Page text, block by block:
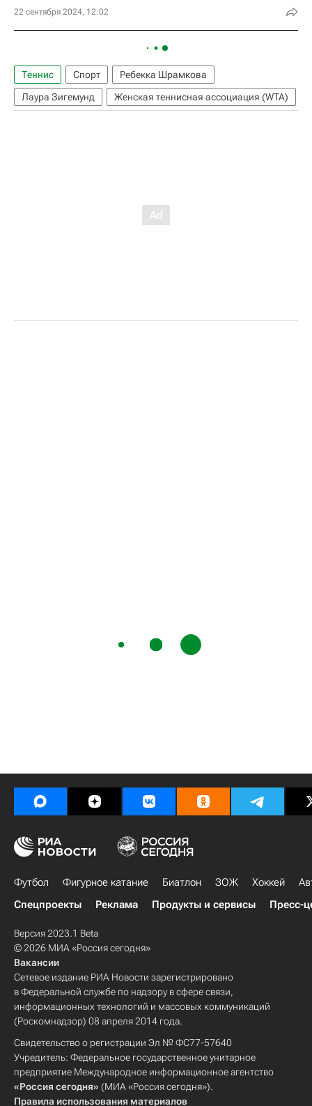
22 сентября 2024, 12:02
Теннис Спорт
Ребекка Шрамкова
Лаура Зигемунд
Женская теннисная ассоциация (WTA)
Футбол Фигурное катание Биатлон ЗОЖ Хоккей
Спецпроекты
Реклама Продукты и сервисы Пресс-
Версия 2023.1 Beta
© 2026 МИА «Россия сегодня»
Вакансии
Сетевое издание РИА Новости зарегистрировано
в Федеральной службе по надзору в сфере связи,
информационных технологий и массовых коммуникаций
(Роскомнадзор) 08 апреля 2014 года.
Свидетельство о регистрации Эл № ФС77-57640
Учредитель: Федеральное государственное унитарное
предприятие Международное информационное агентство
«Россия сегодня» (МИА «Россия сегодня»).
Правила использования материалов